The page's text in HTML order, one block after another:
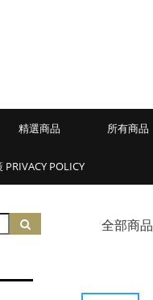
精選商品 所有商品
POLICY
全部商品